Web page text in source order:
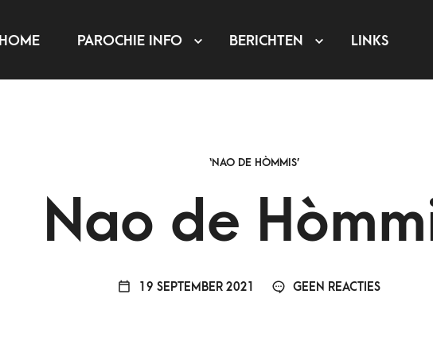
HOME PAROCHIE INFO BERICHTEN LINKS
‘NAO DE HÒMMIS’
Nao de
19 SEPTEMBER 2021 GEEN REACTIES